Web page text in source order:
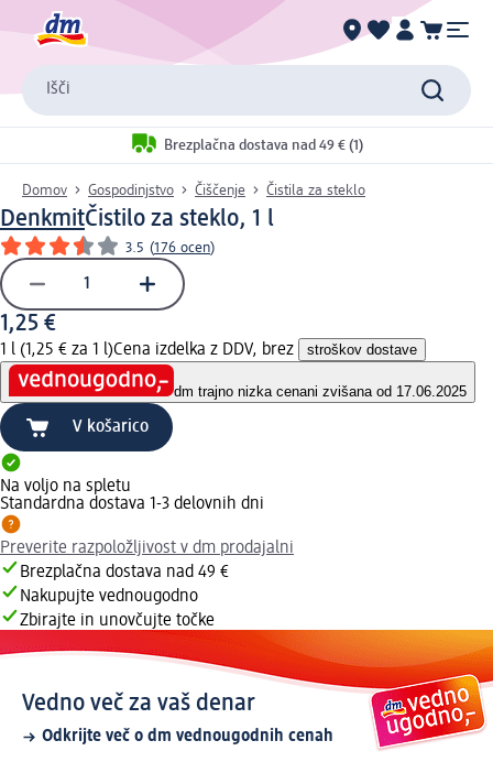
Išči
Brezplačna dostava nad 49 € (1)
Domov Gospodinjstvo Čiščenje Čistila za steklo
DenkmitČistilo za steklo, 1 l
3.5 (176 ocen)
1,25 €
1 l (1,25 € za 1 l)Cena izdelka z DDV, brez stroškov dostave
dm trajno nizka cenani zvišana od 17.06.2025
V košarico
Na voljo na spletu
Standardna dostava 1-3 delovnih dni
Preverite razpoložljivost v dm prodajalni
Brezplačna dostava nad 49 €
Nakupujte vednougodno
Zbirajte in unovčujte točke
Vedno več za vaš denar
Odkrijte več o dm vednougodnih cenah